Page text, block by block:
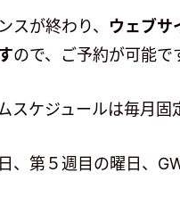
スが終わり、 ウェブサ
ので、ご予約が可能で
スケジュールは毎月固
、第５週目の曜日、